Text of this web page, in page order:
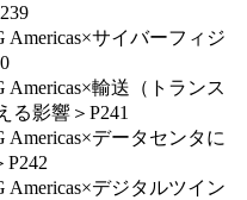
Americas×サイバーフィジ
Americas×輸送（トランス
る影響＞P241
Americas×データセンタに
Americas×デジタルツイン